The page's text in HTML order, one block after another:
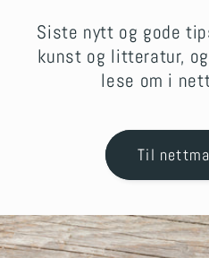
Siste nytt og gode
kunst og litteratur,
lese om i
Til